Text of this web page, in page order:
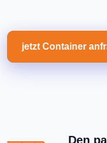
jetzt Container
Den